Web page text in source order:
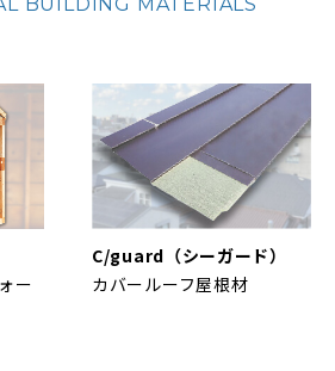
ー
C/guard（シーガード）
カバールーフ屋根材